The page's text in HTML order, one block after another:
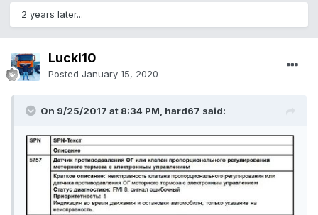
2 years later...
Lucki10
Posted January 15, 2020
On 9/25/2017 at 8:34 PM, hard67 said: